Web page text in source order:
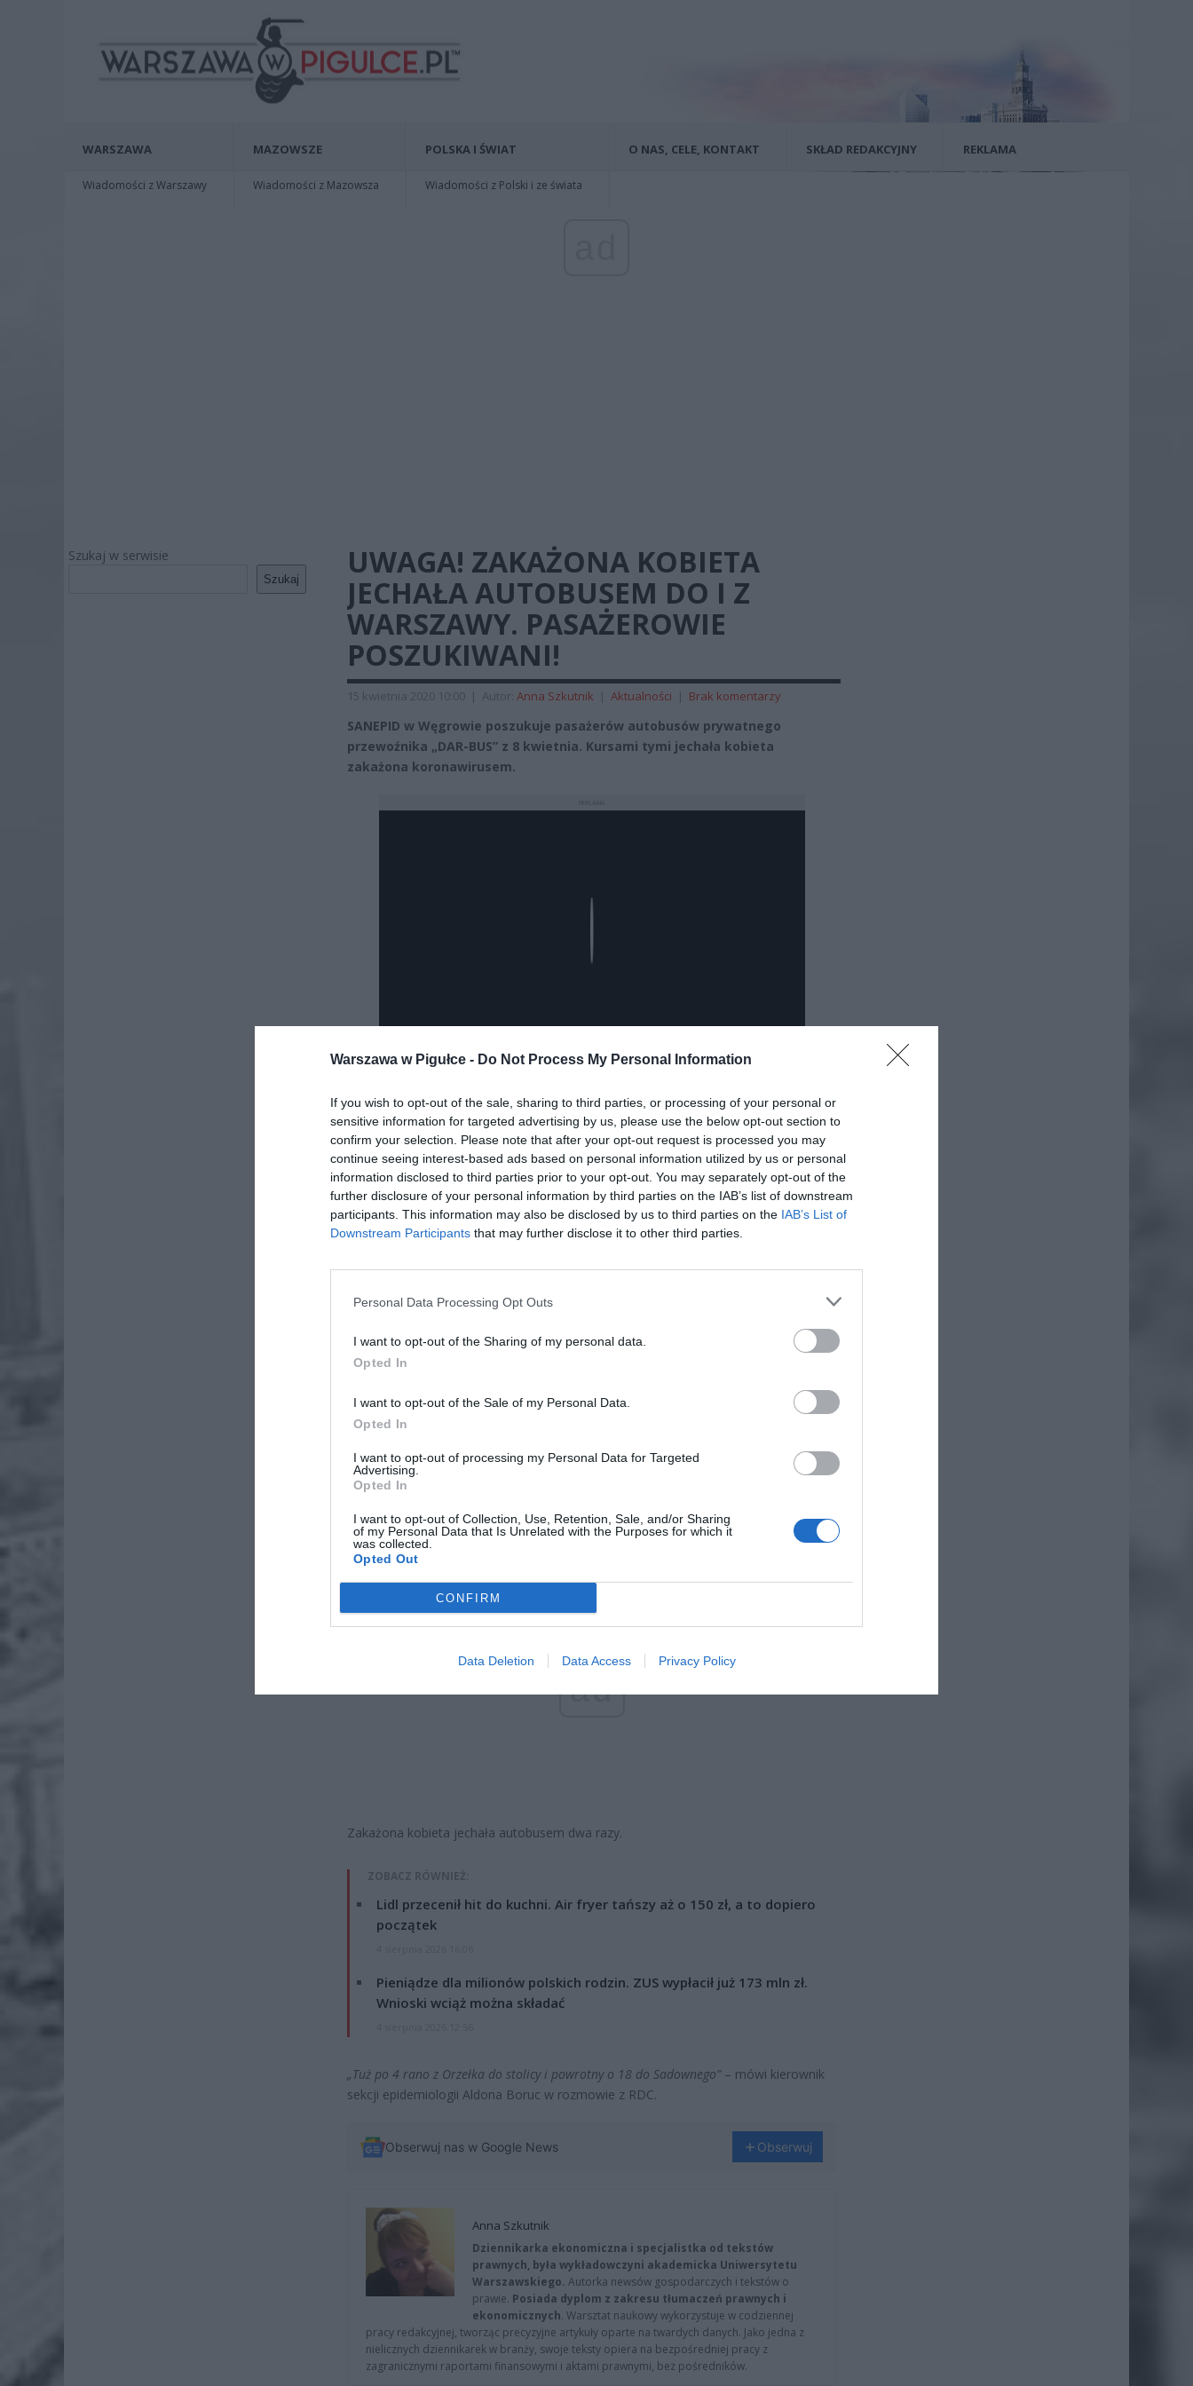
Warszawa w Pigułce - Do Not Process My Personal Information
If you wish to opt-out of the sale, sharing to third parties, or processing of your personal or
sensitive information for targeted advertising by us, please use the below opt-out section to
confirm your selection. Please note that after your opt-out request is processed you may
continue seeing interest-based ads based on personal information utilized by us or personal
information disclosed to third parties prior to your opt-out. You may separately opt-out of the
further disclosure of your personal information by third parties on the IAB’s list of downstream
participants. This information may also be disclosed by us to third parties on the IAB’s List of
Downstream Participants that may further disclose it to other third parties.
Personal Data Processing Opt Outs
I want to opt-out of the Sharing of my personal data.
Opted In
I want to opt-out of the Sale of my Personal Data.
Opted In
I want to opt-out of processing my Personal Data for Targeted
Advertising.
Opted In
I want to opt-out of Collection, Use, Retention, Sale, and/or Sharing
of my Personal Data that Is Unrelated with the Purposes for which it
was collected.
Opted Out
CONFIRM
Data Deletion Data Access Privacy Policy
WARSZAWA
Wiadomości z Warszawy
MAZOWSZE
Wiadomości z Mazowsza
POLSKA I ŚWIAT
Wiadomości z Polski i ze świata
O NAS, CELE, KONTAKT SKŁAD REDAKCYJNY REKLAMA
Szukaj w serwisie
Szukaj
UWAGA! ZAKAŻONA KOBIETA
JECHAŁA AUTOBUSEM DO I Z
WARSZAWY. PASAŻEROWIE
POSZUKIWANI!
15 kwietnia 2020 10:00 | Autor: Anna Szkutnik | Aktualności | Brak komentarzy
SANEPID w Węgrowie poszukuje pasażerów autobusów prywatnego
przewoźnika „DAR-BUS” z 8 kwietnia. Kursami tymi jechała kobieta
zakażona koronawirusem.
Dodaj nas do preferowanych źródeł w Google Dodaj
ad
Zakażona kobieta jechała autobusem dwa razy.
ZOBACZ RÓWNIEŻ:
Lidl przecenił hit do kuchni. Air fryer tańszy aż o 150 zł, a to dopiero
początek
Pieniądze dla milionów polskich rodzin. ZUS wypłacił już 173 mln zł.
Wnioski wciąż można składać
„Tuż po 4 rano z Orzełka do stolicy i powrotny o 18 do Sadownego”– mówi kierownik
sekcji epidemiologii Aldona Boruc w rozmowie z RDC.
Obserwuj nas w Google News Obserwuj
Anna Szkutnik
Dziennikarka ekonomiczna i specjalistka od tekstów
prawnych, była wykładowczyni akademicka Uniwersytetu
Warszawskiego. Autorka newsów gospodarczych i tekstów o
prawie. Posiada dyplom z zakresu tłumaczeń prawnych i
ekonomicznych. Warsztat naukowy wykorzystuje w codziennej
pracy redakcyjnej, tworząc precyzyjne artykuły oparte na twardych danych. Jako jedna z
nielicznych dziennikarek w branży, swoje teksty opiera na bezpośredniej pracy z
zagranicznymi raportami finansowymi i aktami prawnymi, bez pośredników.